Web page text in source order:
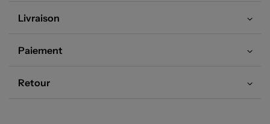
Livraison
Paiement
Retour